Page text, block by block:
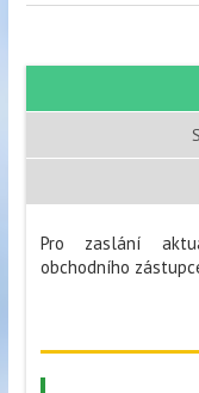
Pro zaslání
obchodního